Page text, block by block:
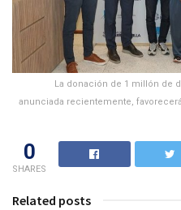
La donación de 1 millón de
anunciada recientemente,
0
SHARES
Related posts